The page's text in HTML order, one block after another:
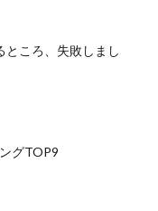
ところ、失敗しまし
グTOP9